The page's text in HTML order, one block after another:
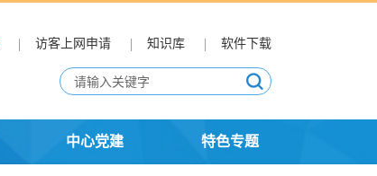
访客上网申请 知识库 软件下载
中心党建 特色专题